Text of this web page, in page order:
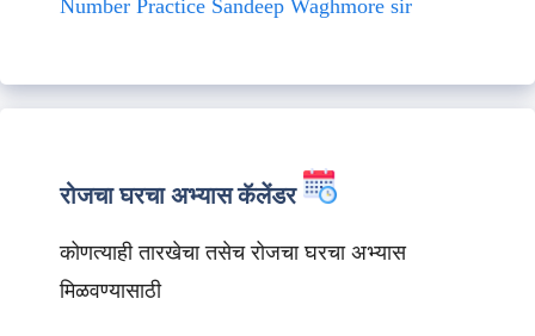
Number Practice Sandeep Waghmore sir
रोजचा घरचा अभ्यास कॅलेंडर
कोणत्याही तारखेचा तसेच रोजचा घरचा अभ्यास
मिळवण्यासाठी